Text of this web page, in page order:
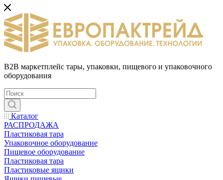
B2B маркетплейс тары, упаковки, пищевого и упаковочного
оборудования
Каталог
РАСПРОДАЖА
Пластиковая тара
Упаковочное оборудование
Пищевое оборудование
Пластиковая тара
Пластиковые ящики